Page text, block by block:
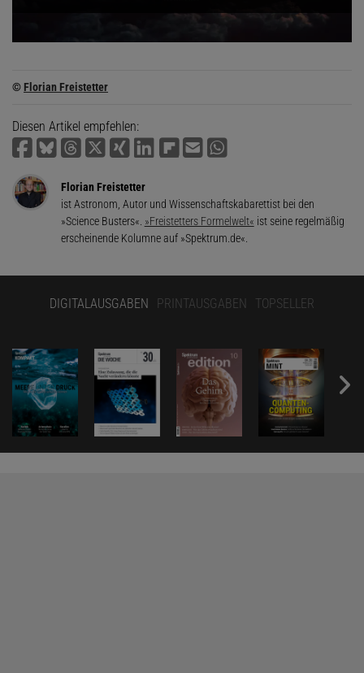
© Florian Freistetter
Diesen Artikel empfehlen:
Florian Freistetter
ist Astronom, Autor und Wissenschaftskabarettist bei den
»Science Busters«. »Freistetters Formelwelt« ist seine regelmäßig
erscheinende Kolumne auf »Spektrum.de«.
DIGITALAUSGABEN PRINTAUSGABEN TOPSELLER